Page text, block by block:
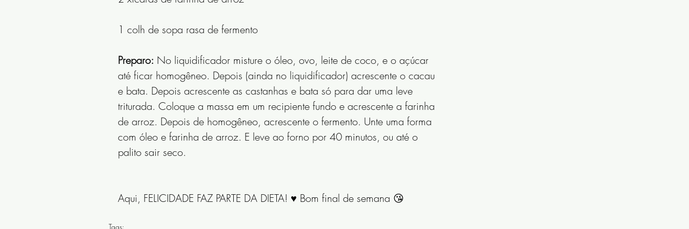
1 colh de sopa rasa de fermento
Preparo: No liquidificador misture o óleo, ovo, leite de coco, e o açúcar
até ficar homogêneo. Depois (ainda no liquidificador) acrescente o cacau
e bata. Depois acrescente as castanhas e bata só para dar uma leve
triturada. Coloque a massa em um recipiente fundo e acrescente a farinha
de arroz. Depois de homogêneo, acrescente o fermento. Unte uma forma
com óleo e farinha de arroz. E leve ao forno por 40 minutos, ou até o
palito sair seco.
Aqui, FELICIDADE FAZ PARTE DA DIETA! ♥️ Bom final de semana 😘
Tags: